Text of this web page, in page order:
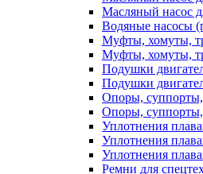
Масляный насос
Водяные насосы
Муфты, хомуты,
Муфты, хомуты,
Подушки
Подушки
Опоры,
Опоры,
Уплотнения
Уплотнения
Уплотнения
Ремни для